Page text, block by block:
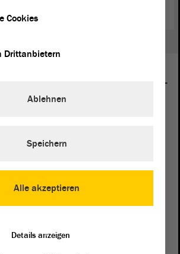
sind im Landtag von Sachsen-
Cookies
Drittanbietern
Alle akzeptieren
Ablehnen
Speichern
Details anzeigen